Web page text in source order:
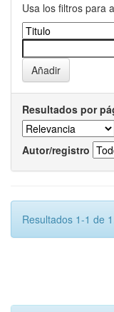
Usa los filtros para
Resultados por
Autor/registro
Resultados 1-1 de